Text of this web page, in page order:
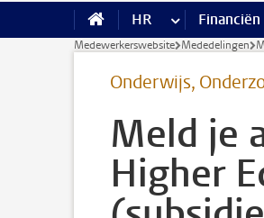
HR meer HRFinanciën
Medewerkerswebsite Mededelingen
Onderwijs,
Meld je
Higher